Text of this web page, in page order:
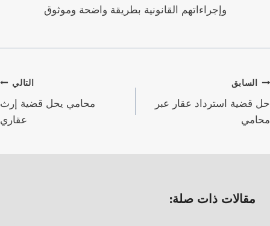
وإجراءاتهم القانونية بطريقة واضحة وموثوق
تصفّح
المقالات
السابق
حل قضية استرداد عقار عبر
محامي
التالي
محامي يحل قضية إرث
عقاري
مقالات ذات صلة: